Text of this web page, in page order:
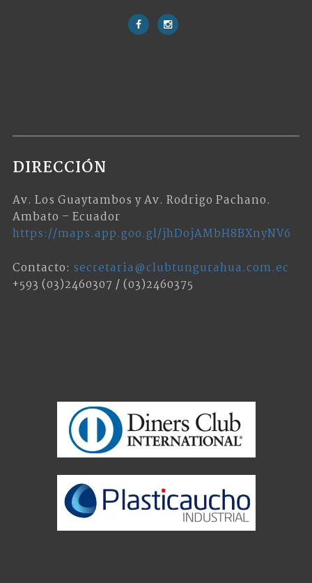
DIRECCIÓN
Av. Los Guaytambos y Av. Rodrigo Pachano.
Ambato – Ecuador
https://maps.app.goo.gl/jhDojAMbH8BXnyNV6
Contacto: secretaria@clubtungurahua.com.ec
+593 (03)2460307 / (03)2460375